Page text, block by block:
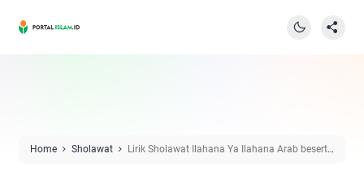
Home Sholawat
Lirik Sholawat Ilahana Ya Ilahana Arab beserta